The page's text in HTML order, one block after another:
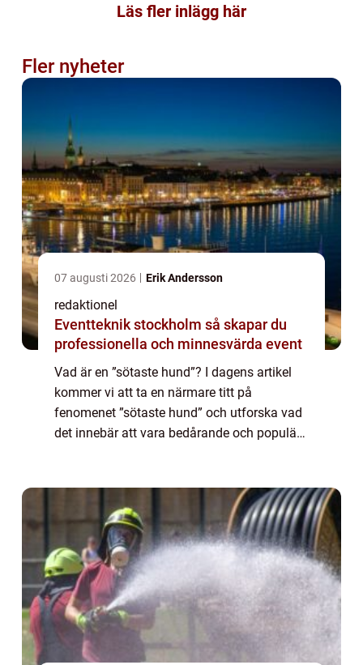
Läs fler inlägg här
Fler nyheter
07 augusti 2026 Erik Andersson
redaktionel
Eventteknik stockholm så skapar du
professionella och minnesvärda event
Vad är en ”sötaste hund”? I dagens artikel
kommer vi att ta en närmare titt på
fenomenet ”sötaste hund” och utforska vad
det innebär att vara bedårande och populär